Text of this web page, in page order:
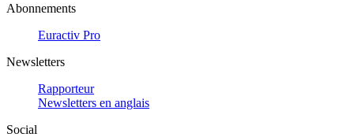
Abonnements
Euractiv Pro
Newsletters
Rapporteur
Newsletters en anglais
Social